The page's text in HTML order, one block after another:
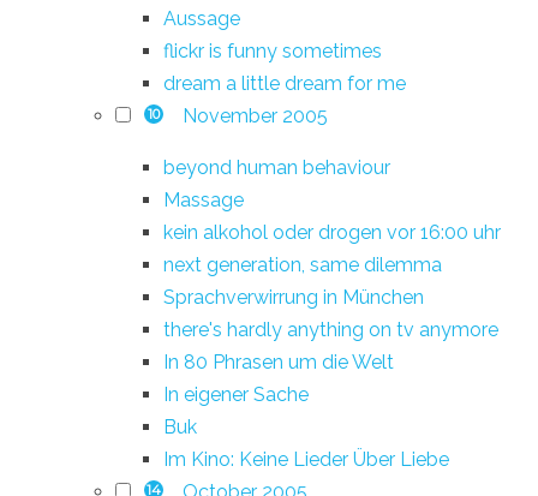
Aussage
flickr is funny sometimes
dream a little dream for me
10 November 2005
beyond human behaviour
Massage
kein alkohol oder drogen vor 16:00 uhr
next generation, same dilemma
Sprachverwirrung in München
there's hardly anything on tv anymore
In 80 Phrasen um die Welt
In eigener Sache
Buk
Im Kino: Keine Lieder Über Liebe
14